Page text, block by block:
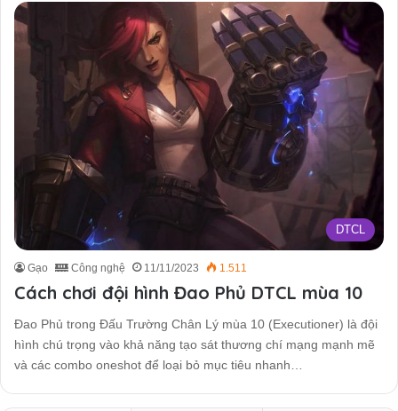
DTCL
Gạo Công nghệ 11/11/2023 1.511
Cách chơi đội hình Đao Phủ DTCL mùa 10
Đao Phủ trong Đấu Trường Chân Lý mùa 10 (Executioner) là đội
hình chú trọng vào khả năng tạo sát thương chí mạng mạnh mẽ
và các combo oneshot để loại bỏ mục tiêu nhanh…